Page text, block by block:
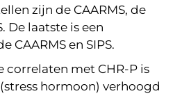
zijn de CAARMS, de
De laatste is een
CAARMS en SIPS.
correlaten met CHR-P is
hormoon) verhoogd